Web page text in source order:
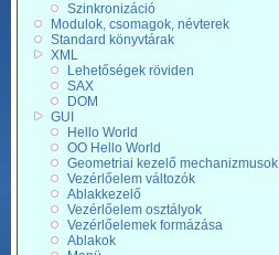
Szinkronizáció
Modulok, csomagok, névterek
Standard könyvtárak
XML
Lehetőségek röviden
SAX
DOM
GUI
Hello World
OO Hello World
Geometriai kezelő mechanizmusok
Vezérlőelem változók
Ablakkezelő
Vezérlőelem osztályok
Vezérlőelemek formázása
Ablakok